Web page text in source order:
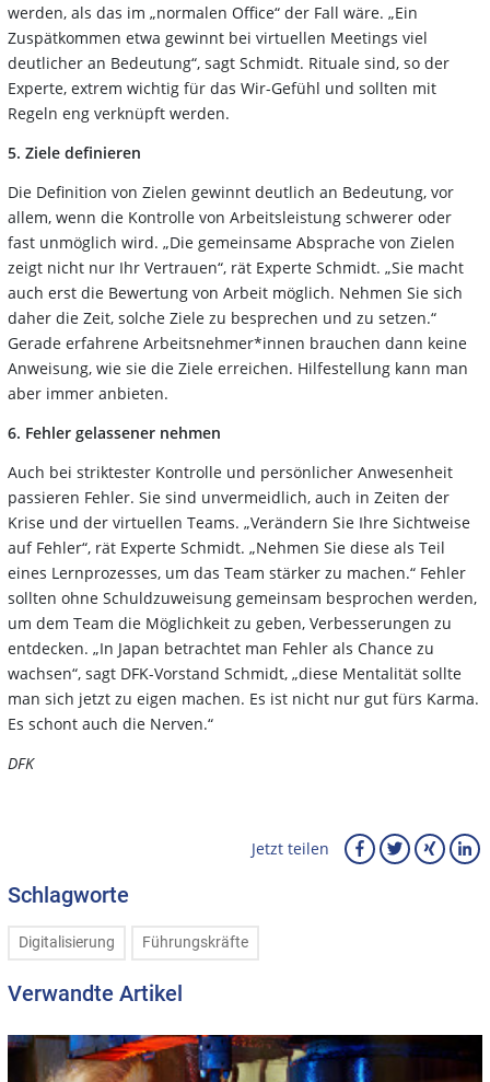
werden, als das im „normalen Office“ der Fall wäre. „Ein
Zuspätkommen etwa gewinnt bei virtuellen Meetings viel
deutlicher an Bedeutung“, sagt Schmidt. Rituale sind, so der
Experte, extrem wichtig für das Wir-Gefühl und sollten mit
Regeln eng verknüpft werden.
5. Ziele definieren
Die Definition von Zielen gewinnt deutlich an Bedeutung, vor
allem, wenn die Kontrolle von Arbeitsleistung schwerer oder
fast unmöglich wird. „Die gemeinsame Absprache von Zielen
zeigt nicht nur Ihr Vertrauen“, rät Experte Schmidt. „Sie macht
auch erst die Bewertung von Arbeit möglich. Nehmen Sie sich
daher die Zeit, solche Ziele zu besprechen und zu setzen.“
Gerade erfahrene Arbeitsnehmer*innen brauchen dann keine
Anweisung, wie sie die Ziele erreichen. Hilfestellung kann man
aber immer anbieten.
6. Fehler gelassener nehmen
Auch bei striktester Kontrolle und persönlicher Anwesenheit
passieren Fehler. Sie sind unvermeidlich, auch in Zeiten der
Krise und der virtuellen Teams. „Verändern Sie Ihre Sichtweise
auf Fehler“, rät Experte Schmidt. „Nehmen Sie diese als Teil
eines Lernprozesses, um das Team stärker zu machen.“ Fehler
sollten ohne Schuldzuweisung gemeinsam besprochen werden,
um dem Team die Möglichkeit zu geben, Verbesserungen zu
entdecken. „In Japan betrachtet man Fehler als Chance zu
wachsen“, sagt DFK-Vorstand Schmidt, „diese Mentalität sollte
man sich jetzt zu eigen machen. Es ist nicht nur gut fürs Karma.
Es schont auch die Nerven.“
DFK
Jetzt teilen
Schlagworte
Digitalisierung Führungskräfte
Verwandte Artikel